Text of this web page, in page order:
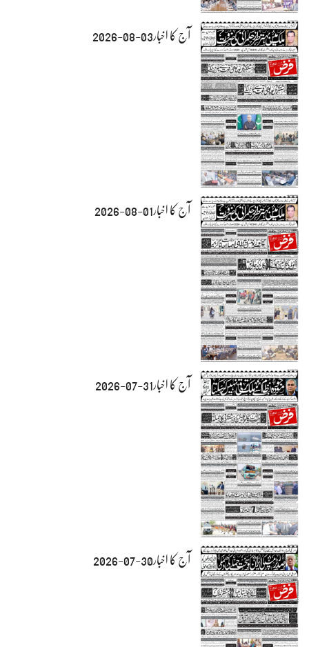
آج کا اخبار03-08-2026
آج کا اخبار01-08-2026
آج کا اخبار31-07-2026
آج کا اخبار30-07-2026